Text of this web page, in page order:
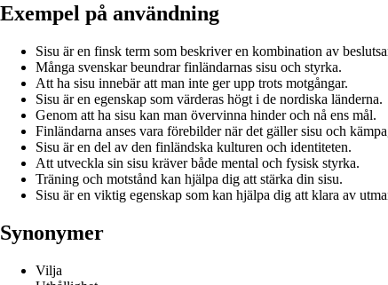
Exempel på användning
Sisu är en finsk term som beskriver en kombination av
Många svenskar beundrar finländarnas sisu och styrka.
Att ha sisu innebär att man inte ger upp trots motgångar.
Sisu är en egenskap som värderas högt i de nordiska länderna.
Genom att ha sisu kan man övervinna hinder och nå ens mål.
Finländarna anses vara förebilder när det gäller sisu och
Sisu är en del av den finländska kulturen och identiteten.
Att utveckla sin sisu kräver både mental och fysisk styrka.
Träning och motstånd kan hjälpa dig att stärka din sisu.
Sisu är en viktig egenskap som kan hjälpa dig att klara av
Synonymer
Vilja